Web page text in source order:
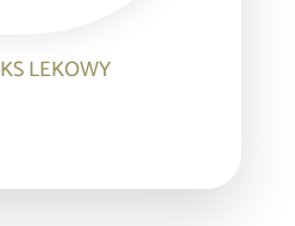
LEKOWY